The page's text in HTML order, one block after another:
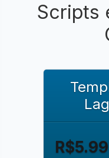
Scripts